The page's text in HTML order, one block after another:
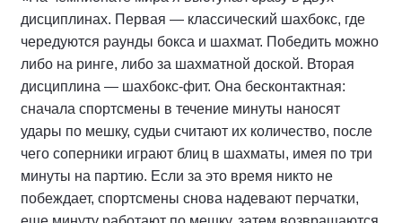
дисциплинах. Первая — классический шахбокс, где
чередуются раунды бокса и шахмат. Победить можно
либо на ринге, либо за шахматной доской. Вторая
дисциплина — шахбокс-фит. Она бесконтактная:
сначала спортсмены в течение минуты наносят
удары по мешку, судьи считают их количество, после
чего соперники играют блиц в шахматы, имея по три
минуты на партию. Если за это время никто не
побеждает, спортсмены снова надевают перчатки,